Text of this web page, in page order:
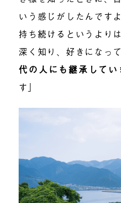
いう感じがしたんです
持ち続けるというより
深く知り、好きになっ
代の人にも継承してい
す」